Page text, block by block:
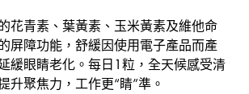
花青素、葉黃素、玉米黃素及維他命
屏障功能，舒緩因使用電子產品而產
緩眼睛老化。每日1粒，全天候感受清
升聚焦力，工作更“睛”準。